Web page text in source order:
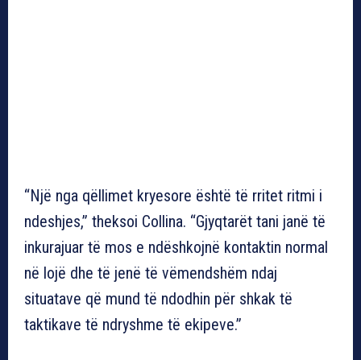
“Një nga qëllimet kryesore është të rritet ritmi i
ndeshjes,” theksoi Collina. “Gjyqtarët tani janë të
inkurajuar të mos e ndëshkojnë kontaktin normal
në lojë dhe të jenë të vëmendshëm ndaj
situatave që mund të ndodhin për shkak të
taktikave të ndryshme të ekipeve.”